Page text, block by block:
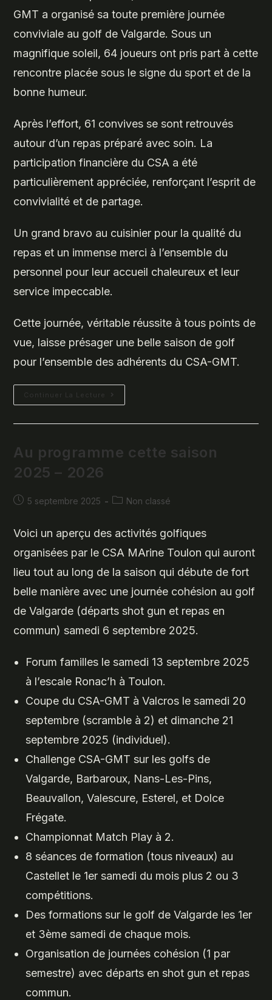
GMT a organisé sa toute première journée
conviviale au golf de Valgarde. Sous un
magnifique soleil, 64 joueurs ont pris part à cette
rencontre placée sous le signe du sport et de la
bonne humeur.
Après l’effort, 61 convives se sont retrouvés
autour d’un repas préparé avec soin. La
participation financière du CSA a été
particulièrement appréciée, renforçant l’esprit de
convivialité et de partage.
Un grand bravo au cuisinier pour la qualité du
repas et un immense merci à l’ensemble du
personnel pour leur accueil chaleureux et leur
service impeccable.
Cette journée, véritable réussite à tous points de
vue, laisse présager une belle saison de golf
pour l’ensemble des adhérents du CSA-GMT.
Continuer La Lecture
1ère
Journée
GMT
Au programme cette saison
2025 – 2026
Publication
5 septembre 2025
PostNon classé
Voici un aperçu des activités golfiques
organisées par le CSA MArine Toulon qui auront
lieu tout au long de la saison qui débute de fort
belle manière avec une journée cohésion au golf
de Valgarde (départs shot gun et repas en
commun) samedi 6 septembre 2025.
Forum familles le samedi 13 septembre 2025
à l’escale Ronac’h à Toulon.
Coupe du CSA-GMT à Valcros le samedi 20
septembre (scramble à 2) et dimanche 21
septembre 2025 (individuel).
Challenge CSA-GMT sur les golfs de
Valgarde, Barbaroux, Nans-Les-Pins,
Beauvallon, Valescure, Esterel, et Dolce
Frégate.
Championnat Match Play à 2.
8 séances de formation (tous niveaux) au
Castellet le 1er samedi du mois plus 2 ou 3
compétitions.
Des formations sur le golf de Valgarde les 1er
et 3ème samedi de chaque mois.
Organisation de journées cohésion (1 par
semestre) avec départs en shot gun et repas
commun.